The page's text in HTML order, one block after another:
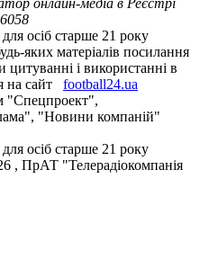
онлайн-медіа в Реєстрі
осіб старше 21 року
яких матеріалів посилання
і використанні в
на сайт
football24.ua
"Спецпроект",
"Новини компаній"
осіб старше 21 року
, ПрАТ "Телерадіокомпанія